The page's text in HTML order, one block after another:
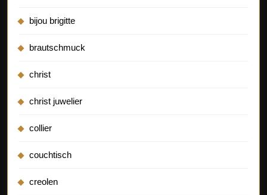
bijou brigitte
brautschmuck
christ
christ juwelier
collier
couchtisch
creolen